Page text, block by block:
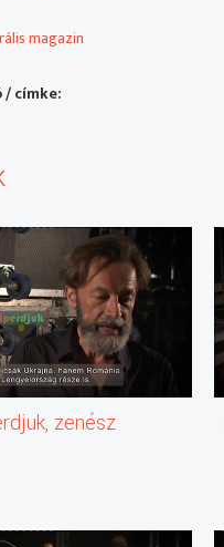
magazin
/ címke:
zenész